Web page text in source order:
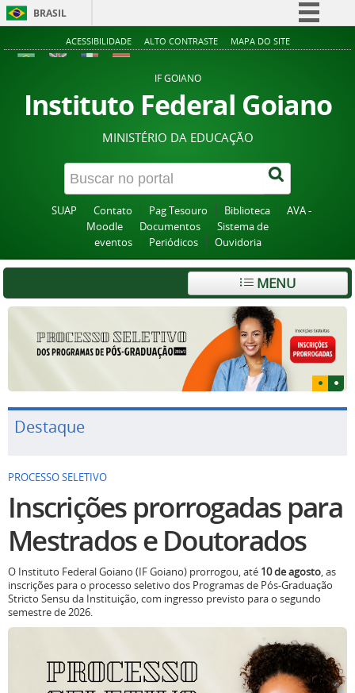
BRASIL
Simplifique!
Acesso à informação
Legislação
Canais
ACESSIBILIDADE ALTO CONTRASTE MAPA DO SITE
IF GOIANO
Instituto Federal Goiano
MINISTÉRIO DA EDUCAÇÃO
SUAP Contato Pag Tesouro Biblioteca
AVA -
Moodle
Documentos
Sistema de
eventos
Periódicos Ouvidoria
MENU
Destaque
PROCESSO SELETIVO
Inscrições prorrogadas para
Mestrados e Doutorados
O Instituto Federal Goiano (IF Goiano) prorrogou, até 10 de agosto, as
inscrições para o processo seletivo dos Programas de Pós-Graduação
Stricto Sensu da Instituição, com ingresso previsto para o segundo
semestre de 2026.